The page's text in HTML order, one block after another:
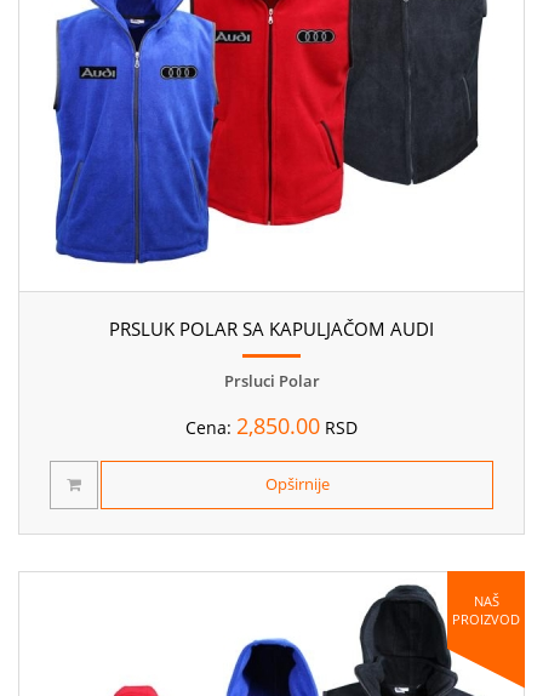
PRSLUK POLAR SA KAPULJAČOM AUDI
Prsluci Polar
Cena: 2,850.00 RSD
Opširnije
NAŠ
PROIZVOD